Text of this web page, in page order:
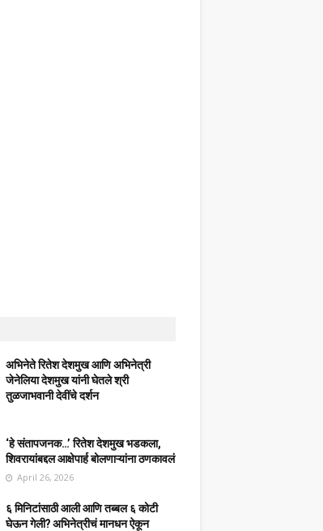
अभिनेते रितेश देशमुख आणि अभिनेत्री
जेनेलिया देशमुख यांनी घेतले श्री
तुळजाभवानी देवींचे दर्शन
‘हे संतापजनक…’ रितेश देशमुख भडकला,
शिवरायांबद्दल आक्षेपार्ह बोलणाऱ्यांना ठणकावलं
April 26, 2026
६ मिनिटांसाठी आली आणि तब्बल ६ कोटी
घेऊन गेली? अभिनेत्रीचं मानधन ऐकून